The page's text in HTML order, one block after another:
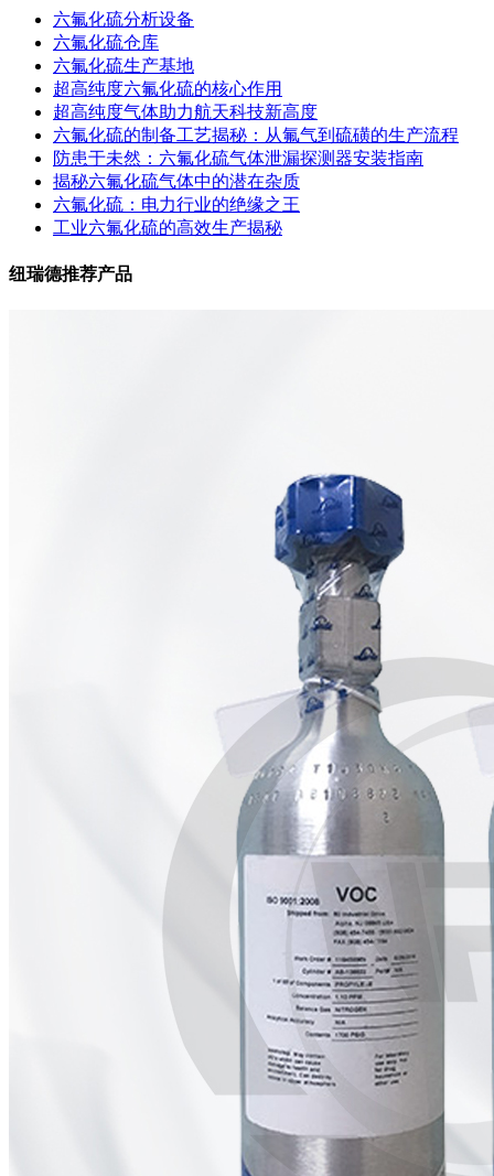
六氟化硫分析设备
六氟化硫仓库
六氟化硫生产基地
超高纯度六氟化硫的核心作用
超高纯度气体助力航天科技新高度
六氟化硫的制备工艺揭秘：从氟气到硫磺的生产流程
防患于未然：六氟化硫气体泄漏探测器安装指南
揭秘六氟化硫气体中的潜在杂质
六氟化硫：电力行业的绝缘之王
工业六氟化硫的高效生产揭秘
纽瑞德推荐产品